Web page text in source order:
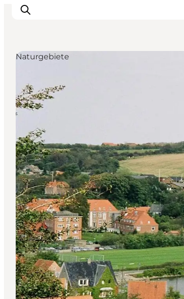
Urlaubsorte
Inspiration
Events
Unterkunft
Mach deine Urlaubsplanung
Naturgebiete